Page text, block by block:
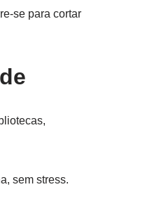
se para cortar
sem stress.